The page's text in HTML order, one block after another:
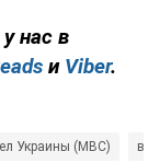
нас в
и Viber.
Украины (МВС)